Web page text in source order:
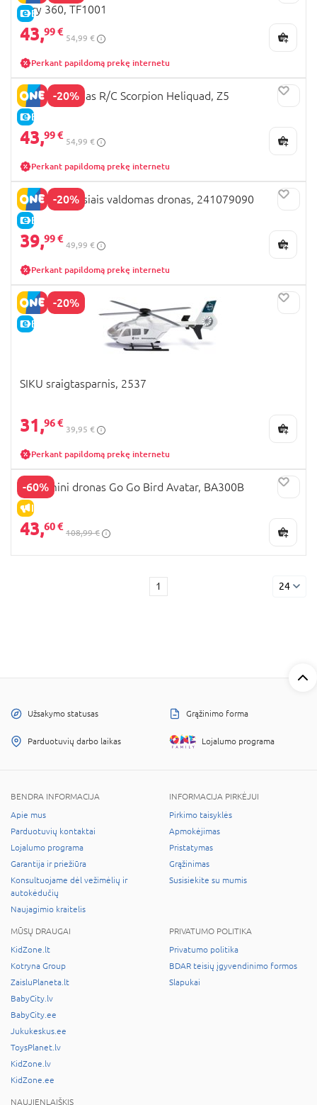
E-KAINA
Fury 360, TF1001
43,99 €
54,99 €
Perkant papildomą prekę internetu
-20%
E-KAINA
REVOLT dronas R/C Scorpion Heliquad, Z5
43,99 €
54,99 €
Perkant papildomą prekę internetu
-20%
E-KAINA
REVELL judesiais valdomas dronas, 241079090
39,99 €
49,99 €
Perkant papildomą prekę internetu
-20%
E-KAINA
SIKU sraigtasparnis, 2537
31,96 €
39,95 €
Perkant papildomą prekę internetu
-60%
IŠPARDAVIMAS
ZING mini dronas Go Go Bird Avatar, BA300B
43,60 €
108,99 €
1 24
Užsakymo statusas Grąžinimo forma
Parduotuvių darbo laikas Lojalumo programa
BENDRA INFORMACIJA
Apie mus
Parduotuvių kontaktai
Lojalumo programa
Garantija ir priežiūra
Konsultuojame dėl vežimėlių ir
autokėdučių
Naujagimio kraitelis
INFORMACIJA PIRKĖJUI
Pirkimo taisyklės
Apmokėjimas
Pristatymas
Grąžinimas
Susisiekite su mumis
MŪSŲ DRAUGAI
KidZone.lt
Kotryna Group
ZaisluPlaneta.lt
BabyCity.lv
BabyCity.ee
Jukukeskus.ee
ToysPlanet.lv
KidZone.lv
KidZone.ee
PRIVATUMO POLITIKA
Privatumo politika
BDAR teisių įgyvendinimo formos
Slapukai
NAUJIENLAIŠKIS